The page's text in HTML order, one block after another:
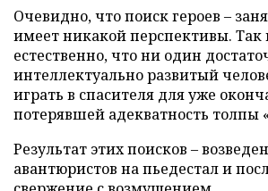
Очевидно, что поиск героев –
имеет никакой перспективы. Так
естественно, что ни один
интеллектуально развитый
играть в спасителя для уже
потерявшей адекватность толпы
Результат этих поисков –
авантюристов на пьедестал и